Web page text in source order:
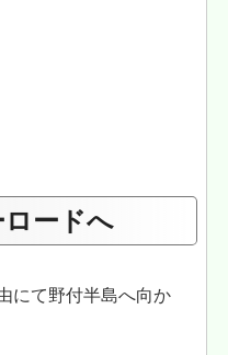
ードへ
にて野付半島へ向か